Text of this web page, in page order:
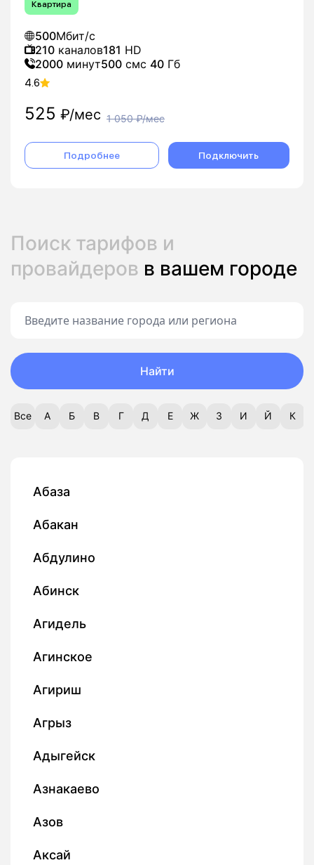
Квартира
500Мбит/с
210 каналов181 HD
2000 минут500 смс 40 Гб
4.6
525 ₽/мес 1 050₽/мес
Подробнее Подключить
Поиск тарифов и
провайдеров в вашем городе
Найти
Все А Б В Г Д Е Ж З И Й К
Абаза
Абакан
Абдулино
Абинск
Агидель
Агинское
Агириш
Агрыз
Адыгейск
Азнакаево
Азов
Аксай